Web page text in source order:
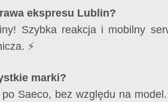
ekspresu Lublin?
Szybka reakcja i mobilny
⚡
marki?
Saeco, bez względu na